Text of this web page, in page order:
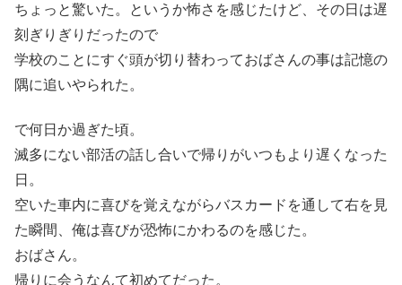
ちょっと驚いた。というか怖さを感じたけど、その日は遅
刻ぎりぎりだったので
学校のことにすぐ頭が切り替わっておばさんの事は記憶の
隅に追いやられた。
で何日か過ぎた頃。
滅多にない部活の話し合いで帰りがいつもより遅くなった
日。
空いた車内に喜びを覚えながらバスカードを通して右を見
た瞬間、俺は喜びが恐怖にかわるのを感じた。
おばさん。
帰りに会うなんて初めてだった。